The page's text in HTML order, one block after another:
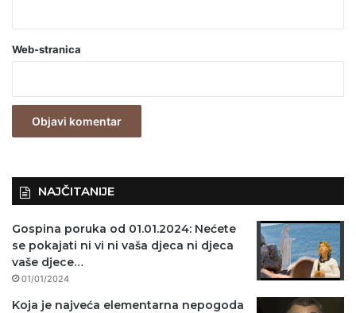
a
v
z
Web-stranica
NAJČITANIJE
Gospina poruka od 01.01.2024: Nećete
se pokajati ni vi ni vaša djeca ni djeca
vaše djece…
01/01/2024
Koja je najveća elementarna nepogoda